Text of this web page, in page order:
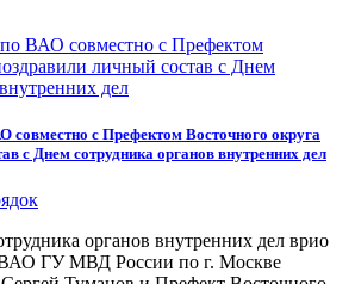
совместно с Префектом Восточного округа
с Днем сотрудника органов внутренних дел
органов внутренних дел врио
ГУ МВД России по г. Москве